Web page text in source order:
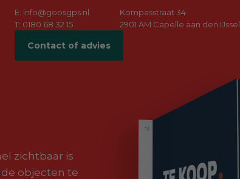
E: info@goosgps.nl
T: 0180 68 32 15
Kompasstraat 34
2901 AM Capelle aan den IJssel
Contact of advies
zichtbaar is
objecten te